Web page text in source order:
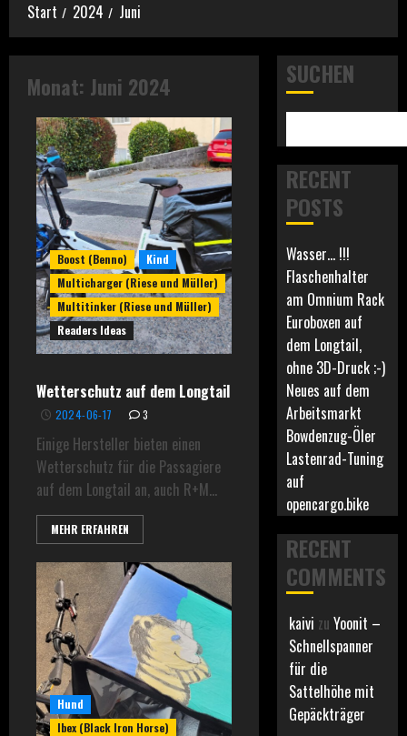
Start 2024 Juni
Monat: Juni 2024
Boost (Benno)
Kind
Multicharger (Riese und Müller)
Multitinker (Riese und Müller)
Readers Ideas
Wetterschutz auf dem Longtail
2024-06-17 3
Einige Hersteller bieten einen
Wetterschutz für die Passagiere
auf dem Longtail an, auch R+M...
MEHR ERFAHREN
Hund
Ibex (Black Iron Horse)
SUCHEN
RECENT
POSTS
Wasser… !!!
Flaschenhalter
am Omnium Rack
Euroboxen auf
dem Longtail,
ohne 3D-Druck ;-)
Neues auf dem
Arbeitsmarkt
Bowdenzug-Öler
Lastenrad-Tuning
auf
opencargo.bike
RECENT
COMMENTS
kaivi zuYoonit –
Schnellspanner
für die
Sattelhöhe mit
Gepäckträger